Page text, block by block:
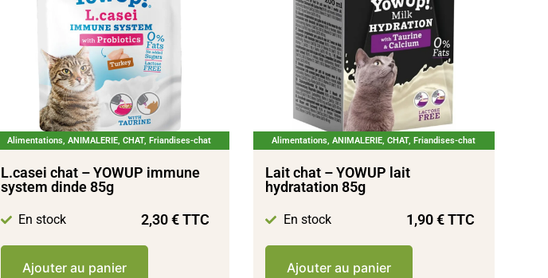
Alimentations, ANIMALERIE, CHAT, Friandises-chat
L.casei chat – YOWUP immune
system dinde 85g
En stock 2,30€TTC
Ajouter au panier
Alimentations,ANIMALERIE,CHAT,Friandises-chat
Lait chat – YOWUP lait
hydratation 85g
En stock 1,90€TTC
Ajouter au panier